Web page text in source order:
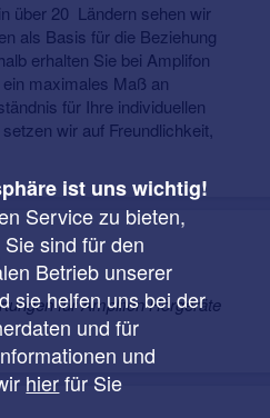
über 20 Ländern sehen wir
als Basis für die Beziehung
erhalten Sie bei Amplifon
maximales Maß an
für Ihre individuellen
wir auf Freundlichkeit,
uns in jedem Gespräch
wie nötig ist, um die beste
für Amplifon Hörgeräte
ist uns wichtig!
Service zu bieten,
sind für den
Betrieb unserer
sie helfen uns bei der
und für
und
hierfür Sie